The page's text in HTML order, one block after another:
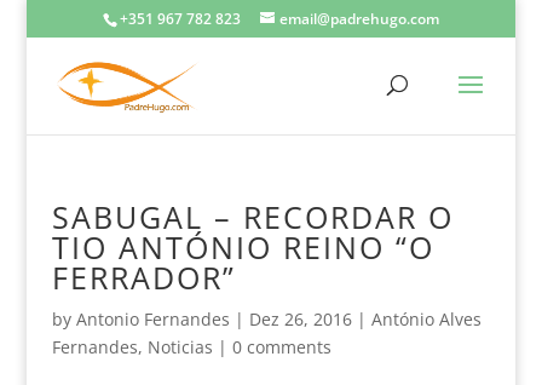
+351 967 782 823 email@padrehugo.com
SABUGAL – RECORDAR O
TIO ANTÓNIO REINO “O
FERRADOR”
by Antonio Fernandes | Dez 26, 2016| António Alves
Fernandes, Noticias | 0 comments